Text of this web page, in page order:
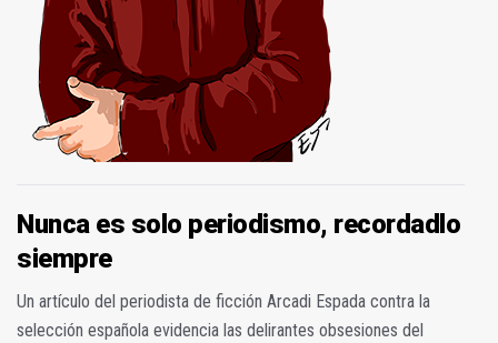
Nunca es solo periodismo, recordadlo
siempre
Un artículo del periodista de ficción Arcadi Espada contra la
selección española evidencia las delirantes obsesiones del